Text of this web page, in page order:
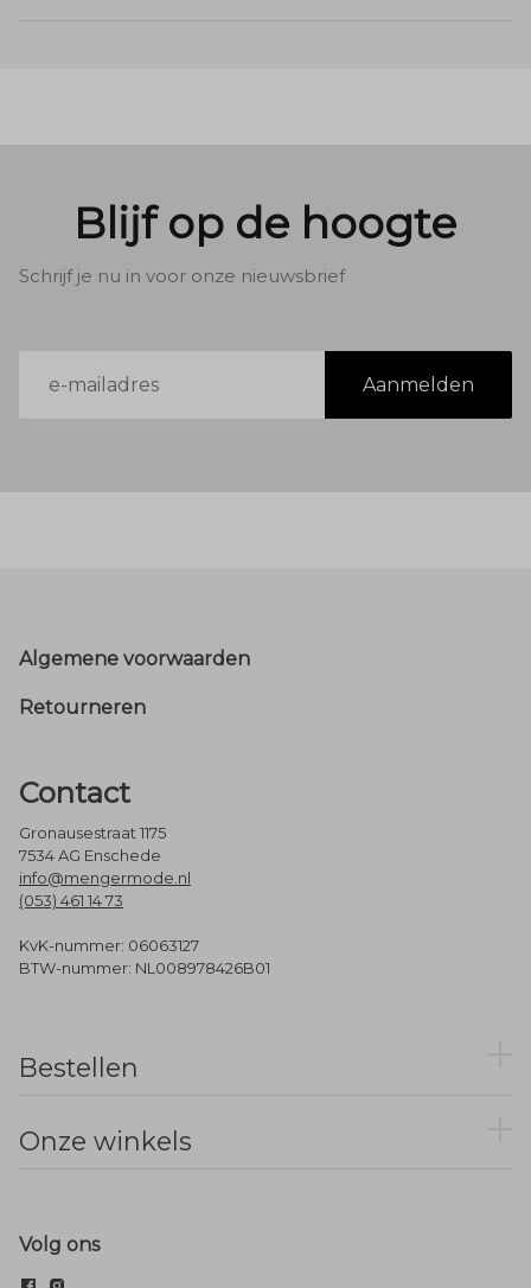
Blijf op de hoogte
Schrijf je nu in voor onze nieuwsbrief
mailadres
Aanmelden
Footer
Algemene voorwaarden
Retourneren
Contact
Gronausestraat 1175
7534 AG Enschede
info@mengermode.nl
(053) 461 14 73
KvK-nummer: 06063127
BTW-nummer: NL008978426B01
Bestellen
Onze winkels
Volg ons